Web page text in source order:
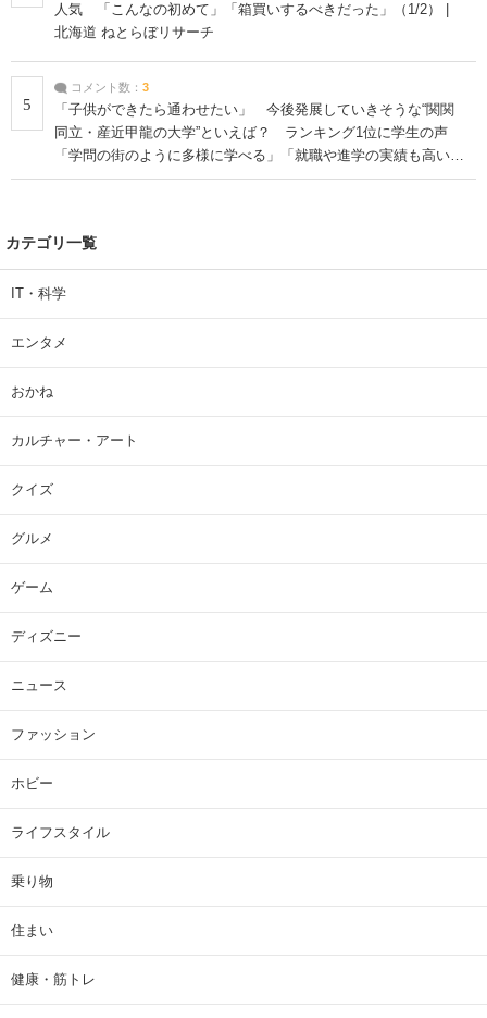
人気 「こんなの初めて」「箱買いするべきだった」（1/2） |
北海道 ねとらぼリサーチ
5
コメント数： 3
「子供ができたら通わせたい」 今後発展していきそうな“関関
同立・産近甲龍の大学”といえば？ ランキング1位に学生の声
「学問の街のように多様に学べる」「就職や進学の実績も高い」
| 大学 ねとらぼリサーチ
カテゴリ一覧
IT・科学
エンタメ
おかね
カルチャー・アート
クイズ
グルメ
ゲーム
ディズニー
ニュース
ファッション
ホビー
ライフスタイル
乗り物
住まい
健康・筋トレ